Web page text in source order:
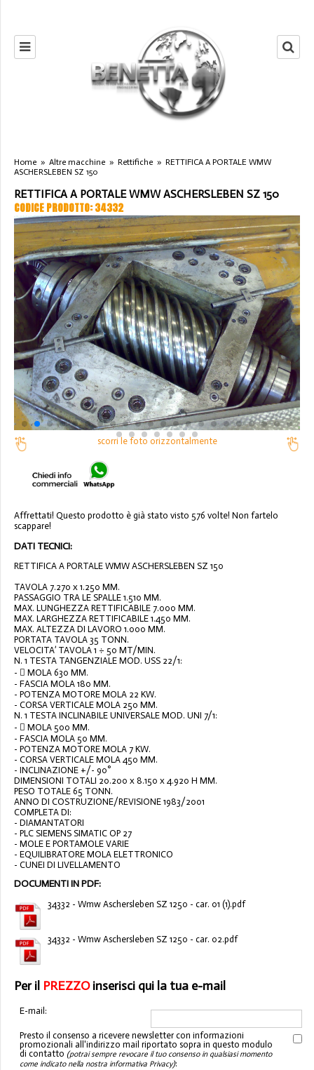
Home » Altre macchine » Rettifiche » RETTIFICA A PORTALE WMW
ASCHERSLEBEN SZ 150
RETTIFICA A PORTALE WMW ASCHERSLEBEN SZ 150
CODICE PRODOTTO: 34332
scorri le foto orizzontalmente
Affrettati! Questo prodotto è già stato visto 576 volte! Non fartelo
scappare!
DATI TECNICI:
RETTIFICA A PORTALE WMW ASCHERSLEBEN SZ 150
TAVOLA 7.270 x 1.250 MM.
PASSAGGIO TRA LE SPALLE 1.510 MM.
MAX. LUNGHEZZA RETTIFICABILE 7.000 MM.
MAX. LARGHEZZA RETTIFICABILE 1.450 MM.
MAX. ALTEZZA DI LAVORO 1.000 MM.
PORTATA TAVOLA 35 TONN.
VELOCITA’ TAVOLA 1 ÷ 50 MT/MIN.
N. 1 TESTA TANGENZIALE MOD. USS 22/1:
-  MOLA 630 MM.
- FASCIA MOLA 180 MM.
- POTENZA MOTORE MOLA 22 KW.
- CORSA VERTICALE MOLA 250 MM.
N. 1 TESTA INCLINABILE UNIVERSALE MOD. UNI 7/1:
-  MOLA 500 MM.
- FASCIA MOLA 50 MM.
- POTENZA MOTORE MOLA 7 KW.
- CORSA VERTICALE MOLA 450 MM.
- INCLINAZIONE +/- 90°
DIMENSIONI TOTALI 20.200 x 8.150 x 4.920 H MM.
PESO TOTALE 65 TONN.
ANNO DI COSTRUZIONE/REVISIONE 1983/2001
COMPLETA DI:
- DIAMANTATORI
- PLC SIEMENS SIMATIC OP 27
- MOLE E PORTAMOLE VARIE
- EQUILIBRATORE MOLA ELETTRONICO
- CUNEI DI LIVELLAMENTO
DOCUMENTI IN PDF:
34332 - Wmw Aschersleben SZ 1250 - car. 01 (1).pdf
34332 - Wmw Aschersleben SZ 1250 - car. 02.pdf
Per il PREZZOinserisci qui la tua e-mail
E-mail:
Presto il consenso a ricevere newsletter con informazioni
promozionali all'indirizzo mail riportato sopra in questo modulo
di contatto (potrai sempre revocare il tuo consenso in qualsiasi momento
come indicato nella nostra informativa Privacy):